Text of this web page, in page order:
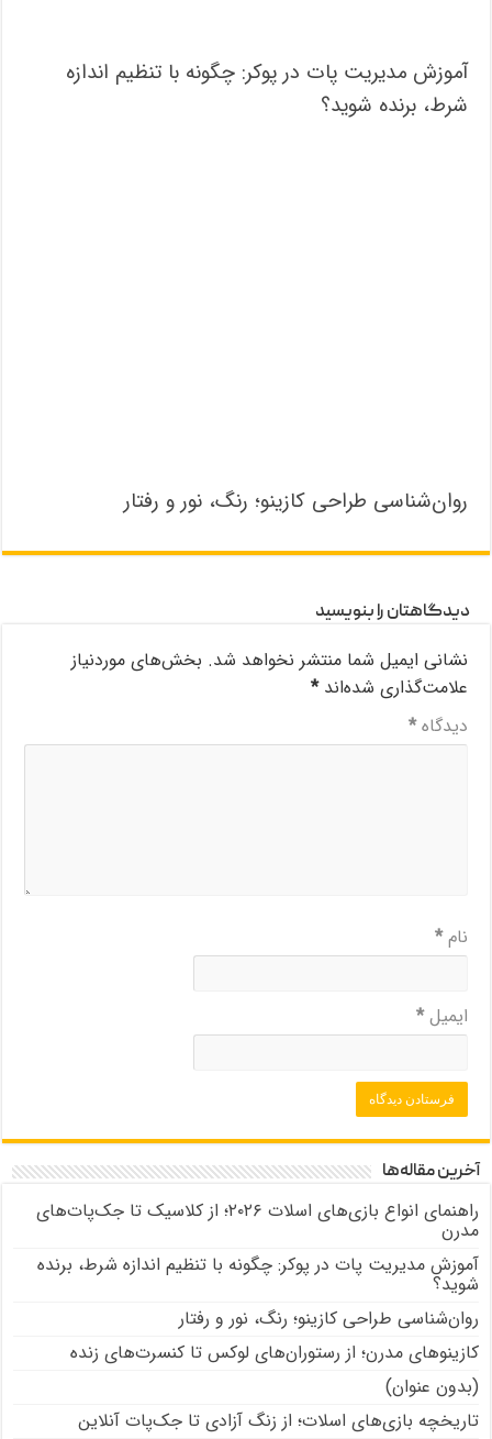
آموزش مدیریت پات در پوکر: چگونه با تنظیم اندازه
شرط، برنده شوید؟
روان‌شناسی طراحی کازینو؛ رنگ، نور و رفتار
دیدگاهتان را بنویسید
نشانی ایمیل شما منتشر نخواهد شد. بخش‌های موردنیاز
علامت‌گذاری شده‌اند*
دیدگاه*
نام*
ایمیل*
آخرین مقاله‌ها
راهنمای انواع بازی‌های اسلات ۲۰۲۶؛ از کلاسیک تا جک‌پات‌های
مدرن
آموزش مدیریت پات در پوکر: چگونه با تنظیم اندازه شرط، برنده
شوید؟
روان‌شناسی طراحی کازینو؛ رنگ، نور و رفتار
کازینوهای مدرن؛ از رستوران‌های لوکس تا کنسرت‌های زنده
(بدون عنوان)
تاریخچه بازی‌های اسلات؛ از زنگ آزادی تا جک‌پات‌ آنلاین